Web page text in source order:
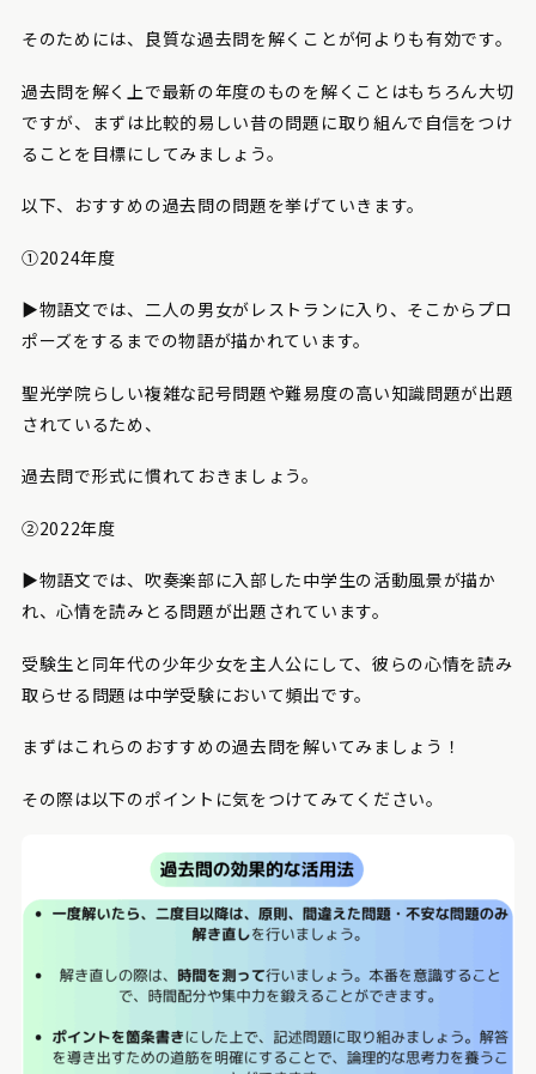
そのためには、良質な過去問を解くことが何よりも有効です。
過去問を解く上で最新の年度のものを解くことはもちろん大切
ですが、まずは比較的易しい昔の問題に取り組んで自信をつけ
ることを目標にしてみましょう。
以下、おすすめの過去問の問題を挙げていきます。
①2024年度
▶︎物語文では、二人の男女がレストランに入り、そこからプロ
ポーズをするまでの物語が描かれています。
聖光学院らしい複雑な記号問題や難易度の高い知識問題が出題
されているため、
過去問で形式に慣れておきましょう。
②2022年度
▶︎物語文では、吹奏楽部に入部した中学生の活動風景が描か
れ、心情を読みとる問題が出題されています。
受験生と同年代の少年少女を主人公にして、彼らの心情を読み
取らせる問題は中学受験において頻出です。
まずはこれらのおすすめの過去問を解いてみましょう！
その際は以下のポイントに気をつけてみてください。